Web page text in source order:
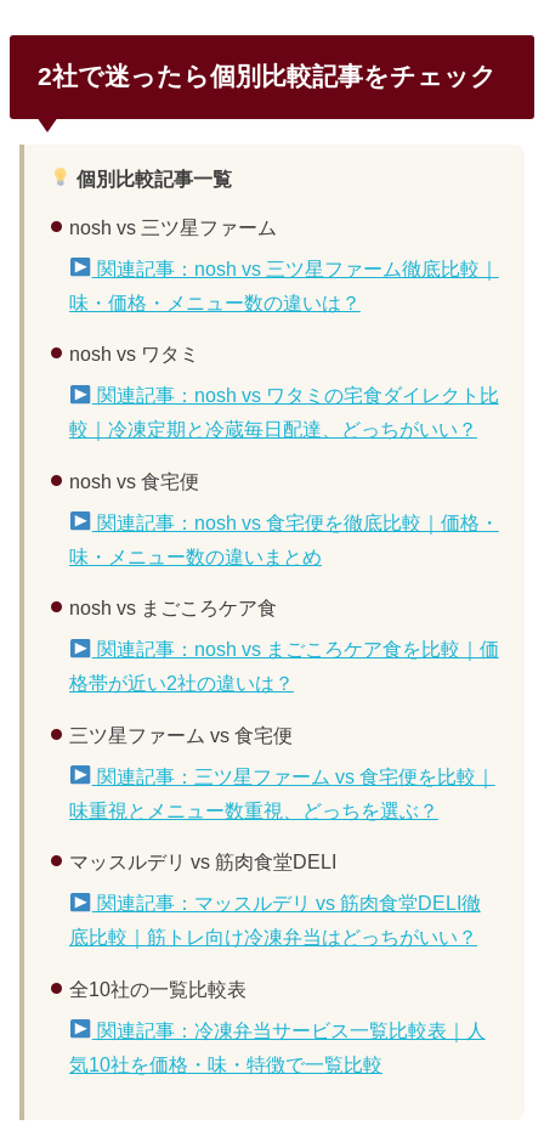
2社で迷ったら個別比較記事をチェック
個別比較記事一覧
nosh vs 三ツ星ファーム
関連記事：nosh vs 三ツ星ファーム徹底比較｜
味・価格・メニュー数の違いは？
nosh vs ワタミ
関連記事：nosh vs ワタミの宅食ダイレクト比
較｜冷凍定期と冷蔵毎日配達、どっちがいい？
nosh vs 食宅便
関連記事：nosh vs 食宅便を徹底比較｜価格・
味・メニュー数の違いまとめ
nosh vs まごころケア食
関連記事：nosh vs まごころケア食を比較｜価
格帯が近い2社の違いは？
三ツ星ファーム vs 食宅便
関連記事：三ツ星ファーム vs 食宅便を比較｜
味重視とメニュー数重視、どっちを選ぶ？
マッスルデリ vs 筋肉食堂DELI
関連記事：マッスルデリ vs 筋肉食堂DELI徹
底比較｜筋トレ向け冷凍弁当はどっちがいい？
全10社の一覧比較表
関連記事：冷凍弁当サービス一覧比較表｜人
気10社を価格・味・特徴で一覧比較